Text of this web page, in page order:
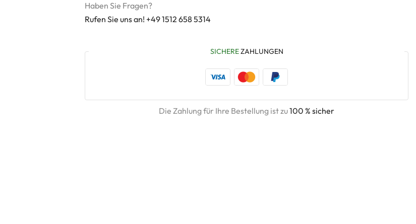
Haben Sie Fragen?
Rufen Sie uns an! +49 1512 658 5314
SICHEREZAHLUNGEN
Die Zahlung für Ihre Bestellung ist zu100 % sicher